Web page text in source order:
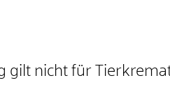
gilt nicht für